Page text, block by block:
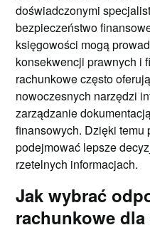
doświadczonymi
bezpieczeństwo
księgowości mogą
konsekwencji prawnych i
rachunkowe często
nowoczesnych narzędzi
zarządzanie
finansowych. Dzięki temu
podejmować lepsze
rzetelnych informacjach.
Jak wybrać
rachunkowe